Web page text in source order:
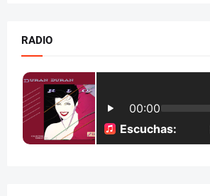
RADIO